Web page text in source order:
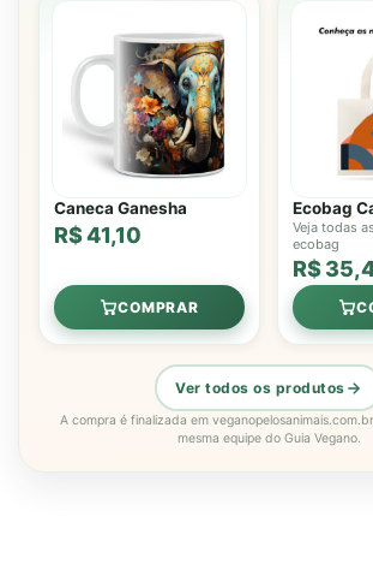
Caneca Ganesha
R$ 41,10
COMPRAR
Ecobag
Veja todas
ecobag
R$
Ver todos os produtos
A compra é finalizada em
mesma equipe do Guia Vegano.